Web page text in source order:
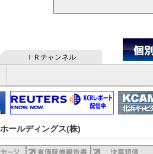
ＩＲチャンネル
ールディングス(株)